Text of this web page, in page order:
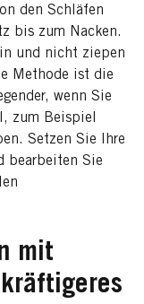
den Schläfen
bis zum Nacken.
und nicht ziepen
Methode ist die
wenn Sie
zum Beispiel
Setzen Sie Ihre
bearbeiten Sie
mit